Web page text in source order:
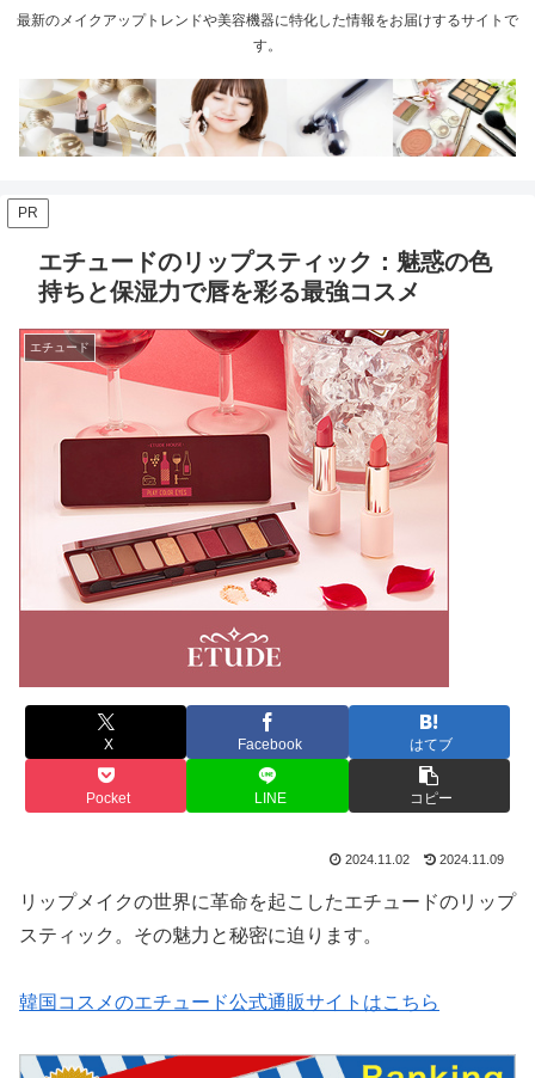
最新のメイクアップトレンドや美容機器に特化した情報をお届けするサイトで
す。
PR
エチュードのリップスティック：魅惑の色
持ちと保湿力で唇を彩る最強コスメ
エチュード
X Facebook はてブ
Pocket LINE コピー
2024.11.02 2024.11.09
リップメイクの世界に革命を起こしたエチュードのリップ
スティック。その魅力と秘密に迫ります。
韓国コスメのエチュード公式通販サイトはこちら